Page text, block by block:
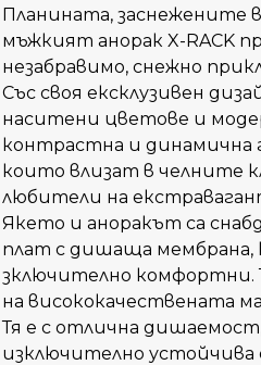
Планината, заснежените
мъжкият анорак X-RACK
незабравимо, снежно
Със своя ексклузивен
наситени цветове и
контрастна и динамична
които влизат в челните
любители на
Якето и аноракът са
плат с дишаща мембрана,
зключително комфортни.
на висококачествената
Тя е с отлична
изключително устойчива